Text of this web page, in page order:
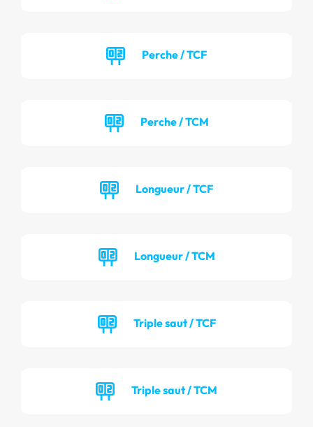
Perche / TCF
Perche / TCM
Longueur / TCF
Longueur / TCM
Triple saut / TCF
Triple saut / TCM